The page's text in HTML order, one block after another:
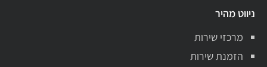
ניווט מהיר
מרכזי שירות
הזמנת שירות